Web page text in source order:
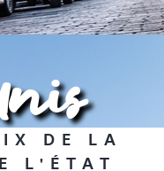
DE LA
L'ÉTAT